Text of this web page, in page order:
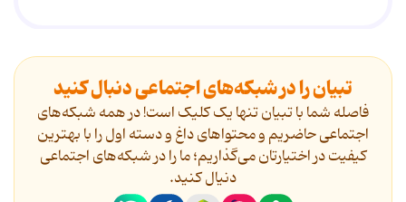
تبیان را در شبکه‌های اجتماعی دنبال کنید
فاصله شما با تبیان تنها یک کلیک است! در همه شبکه‌های
اجتماعی حاضریم و محتواهای داغ و دسته اول را با بهترین
کیفیت در اختیارتان می‌گذاریم؛ ما را در شبکه‌های اجتماعی
دنیال کنید.